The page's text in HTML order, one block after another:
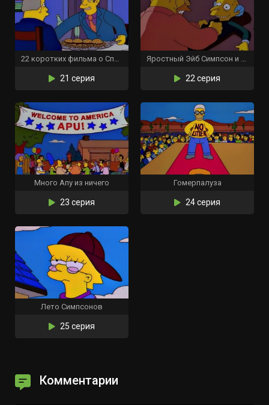
22 коротких фильма о Спрингфилде
21 серия
Яростный Эйб Симпсон и его ворчливый внук в «Проклятии летучих адских рыб»
22 серия
Много Апу из ничего
23 серия
Гомерпалуза
24 серия
Лето Симпсонов
25 серия
Комментарии